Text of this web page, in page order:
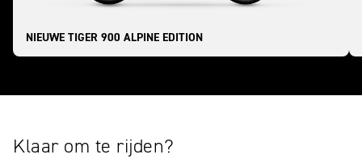
NIEUWE TIGER 900 ALPINE EDITION
Klaar om te rijden?